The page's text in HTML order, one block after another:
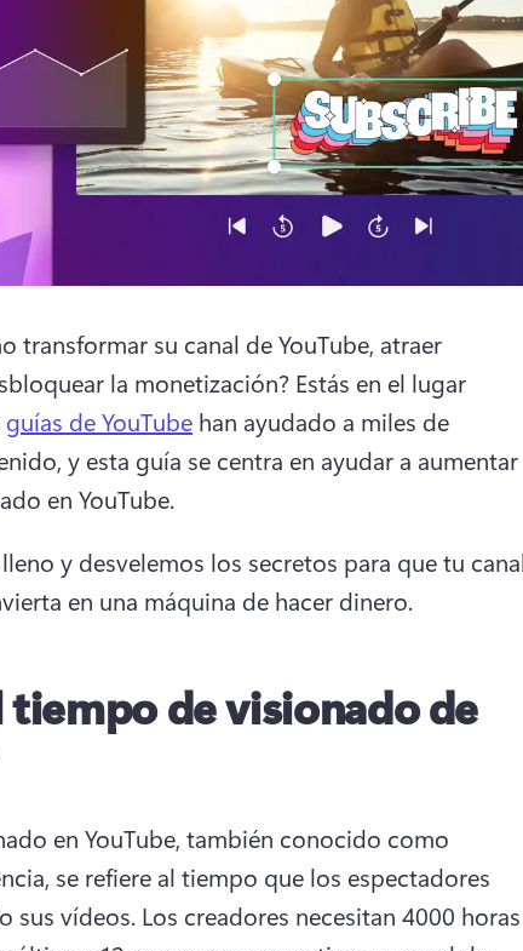
transformar su canal de YouTube, atraer
la monetización? Estás en el lugar
guías de YouTube han ayudado a miles de
y esta guía se centra en ayudar a aumentar
en YouTube.
y desvelemos los secretos para que tu
en una máquina de hacer dinero.
tiempo de visionado de
en YouTube, también conocido como
se refiere al tiempo que los espectadores
sus vídeos. Los creadores necesitan 4000 horas